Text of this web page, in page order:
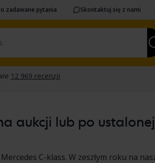
zadawane pytania Skontaktuj się z nami
aukcji lub po ustalonej
C-klass. W zeszłym roku na